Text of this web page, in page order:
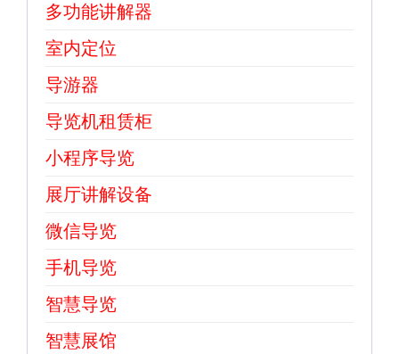
多功能讲解器
室内定位
导游器
导览机租赁柜
小程序导览
展厅讲解设备
微信导览
手机导览
智慧导览
智慧展馆